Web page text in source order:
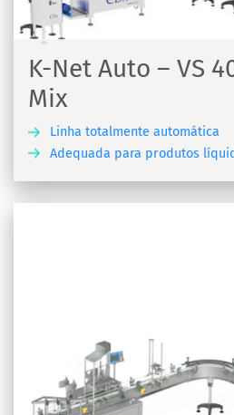
K-Net Auto – VS
Mix
Linha totalmente automática
Adequada para produtos